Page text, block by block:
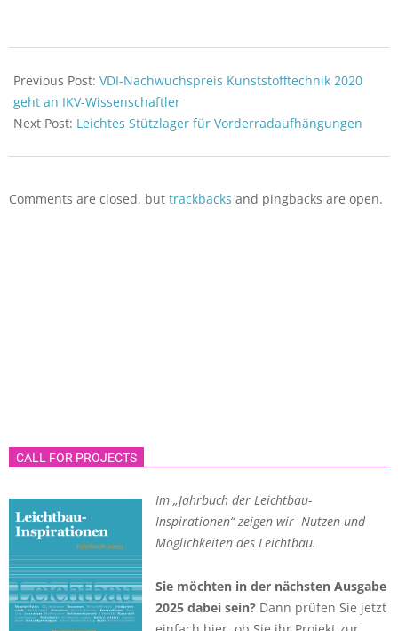
von Spritzguss-Bauteilen
Glasfaserorientierung
berechnet. Hinzugefügt
wurden die GFK-Typen
% glasfaserverstärktes und
Material, das…
10-
28
Previous Post: VDI-Nachwuchspreis Kunststofftechnik 2020
geht an IKV-Wissenschaftler
Next Post: Leichtes Stützlager für Vorderradaufhängungen
Comments are closed, but trackbacks and pingbacks are open.
CALL FOR PROJECTS
Im „Jahrbuch der Leichtbau-
Inspirationen“ zeigen wir Nutzen und
Möglichkeiten des Leichtbau.
Sie möchten in der nächsten Ausgabe
2025 dabei sein? Dann prüfen Sie jetzt